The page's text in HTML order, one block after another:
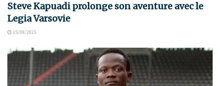
Steve Kapuadi prolonge son aventure avec le
Legia Varsovie
15/09/2025